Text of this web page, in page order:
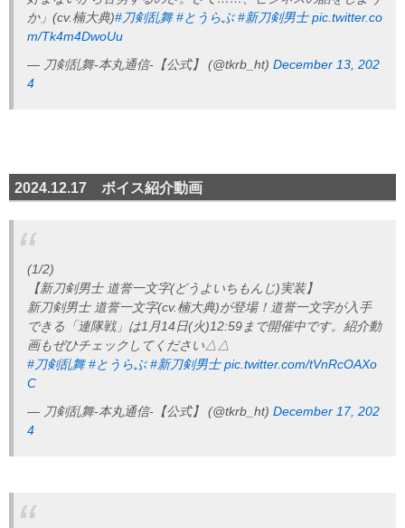
か」(cv.楠大典)#刀剣乱舞 #とうらぶ #新刀剣男士 pic.twitter.co
m/Tk4m4DwoUu
— 刀剣乱舞-本丸通信-【公式】 (@tkrb_ht) December 13, 202
4
2024.12.17 ボイス紹介動画
(1/2)
【新刀剣男士 道誉一文字(どうよいちもんじ)実装】
新刀剣男士 道誉一文字(cv.楠大典)が登場！道誉一文字が入手
できる「連隊戦」は1月14日(火)12:59まで開催中です。紹介動
画もぜひチェックしてください△△
#刀剣乱舞 #とうらぶ #新刀剣男士 pic.twitter.com/tVnRcOAXo
C
— 刀剣乱舞-本丸通信-【公式】 (@tkrb_ht) December 17, 202
4